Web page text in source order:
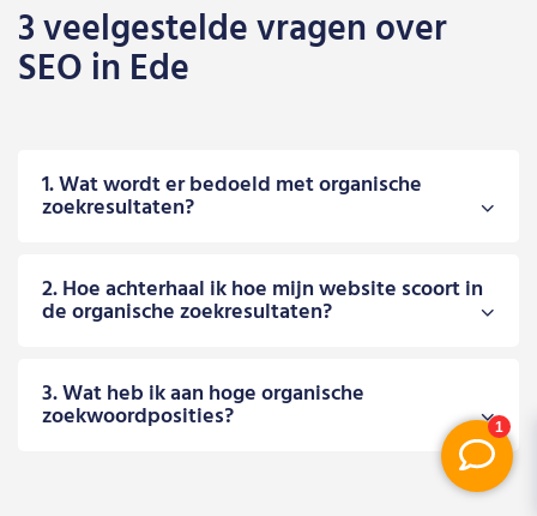
3 veelgestelde vragen over
SEO in Ede
1. Wat wordt er bedoeld met organische
zoekresultaten?
2. Hoe achterhaal ik hoe mijn website scoort in
de organische zoekresultaten?
3. Wat heb ik aan hoge organische
zoekwoordposities?